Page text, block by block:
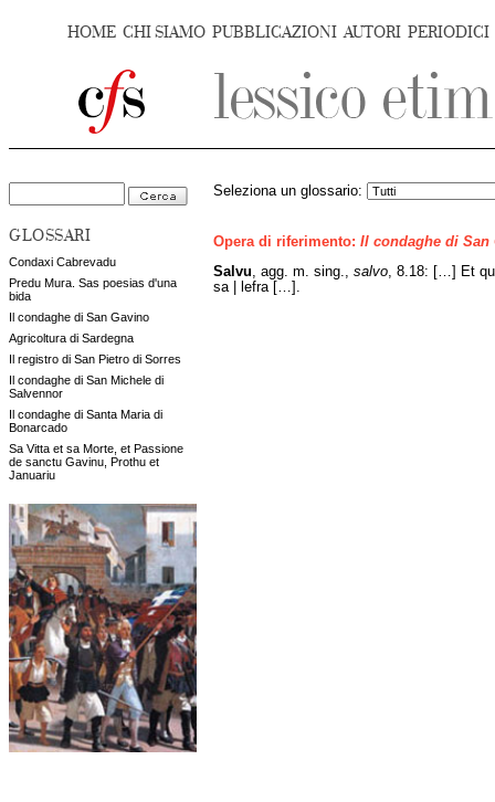
HOME CHI SIAMO PUBBLICAZIONI AUTORI PERIODICI
GLOSSARI
Condaxi Cabrevadu
Predu Mura. Sas poesias d'una
bida
Il condaghe di San Gavino
Agricoltura di Sardegna
Il registro di San Pietro di Sorres
Il condaghe di San Michele di
Salvennor
Il condaghe di Santa Maria di
Bonarcado
Sa Vitta et sa Morte, et Passione
de sanctu Gavinu, Prothu et
Januariu
Seleziona un glossario:
Opera di riferimento: Il condaghe di San
Salvu , agg. m. sing., salvo , 8.18: […] Et
sa | lefra […].